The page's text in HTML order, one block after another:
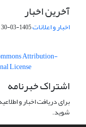
آخرین اخبار
اخبار و اعلانات1405-03-30
Attribution-
License
اشتراک خبرنامه
برای دریافت اخبار و
شوید.